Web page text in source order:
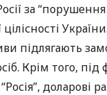
за
цілісності
підлягають
Крім того, під
доларові